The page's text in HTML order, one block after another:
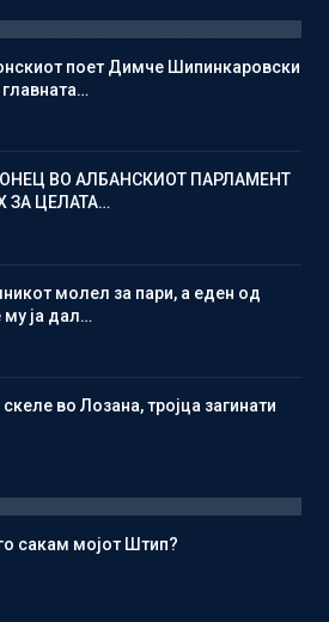
поет Димче Шипинкаровски
главната…
ВО АЛБАНСКИОТ ПАРЛАМЕНТ
ЗА ЦЕЛАТА…
молел за пари, а еден од
му ја дал…
скеле во Лозана, тројца загинати
сакам мојот Штип?